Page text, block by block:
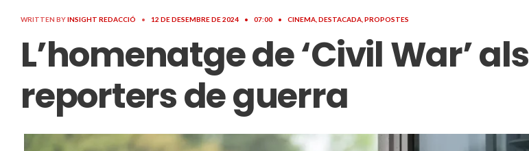
WRITTEN BYINSIGHT REDACCIÓ • 12 DE DESEMBRE DE 2024 • 07:00 • CINEMA DESTACADA PROPOSTES
L’homenatge de ‘Civil War’ als
reporters de guerra